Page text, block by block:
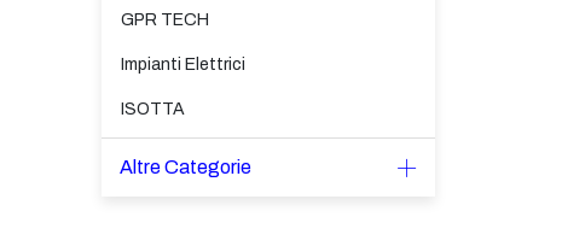
GPR TECH
Impianti Elettrici
ISOTTA
Altre Categorie